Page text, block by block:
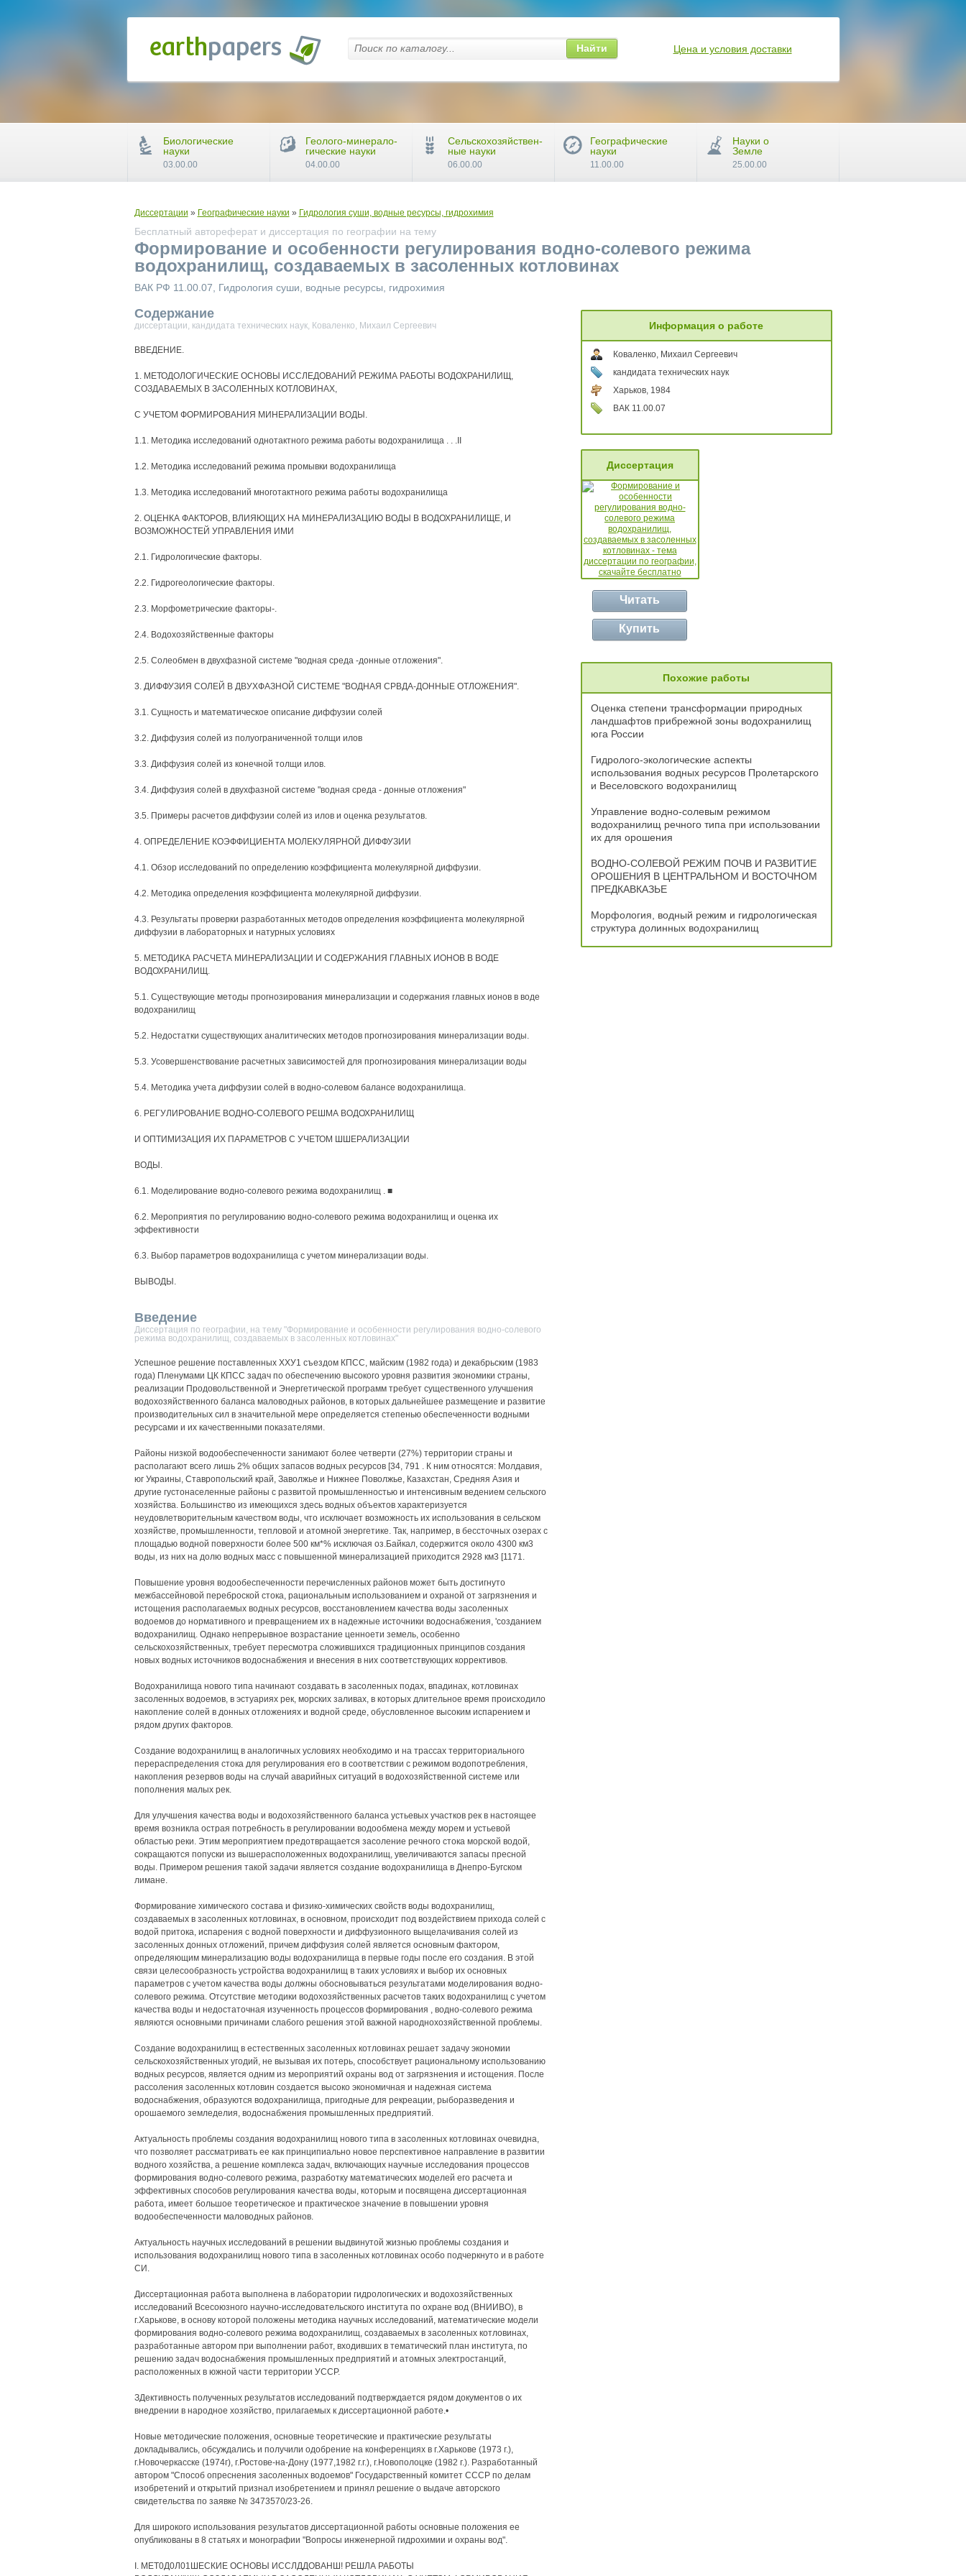
Диссертации » Географические науки » Гидрология суши, водные ресурсы, гидрохимия
Бесплатный автореферат и диссертация по географии на тему
Формирование и особенности регулирования водно-солевого режима
водохранилищ, создаваемых в засоленных котловинах
ВАК РФ 11.00.07, Гидрология суши, водные ресурсы, гидрохимия
Содержание
диссертации, кандидата технических наук, Коваленко, Михаил Сергеевич
ВВЕДЕНИЕ.
1. МЕТОДОЛОГИЧЕСКИЕ ОСНОВЫ ИССЛЕДОВАНИЙ РЕЖИМА РАБОТЫ ВОДОХРАНИЛИЩ,
СОЗДАВАЕМЫХ В ЗАСОЛЕННЫХ КОТЛОВИНАХ,
С УЧЕТОМ ФОРМИРОВАНИЯ МИНЕРАЛИЗАЦИИ ВОДЫ.
1.1. Методика исследований однотактного режима работы водохранилища . . .II
1.2. Методика исследований режима промывки водохранилища
1.3. Методика исследований многотактного режима работы водохранилища
2. ОЦЕНКА ФАКТОРОВ, ВЛИЯЮЩИХ НА МИНЕРАЛИЗАЦИЮ ВОДЫ В ВОДОХРАНИЛИЩЕ, И
ВОЗМОЖНОСТЕЙ УПРАВЛЕНИЯ ИМИ
2.1. Гидрологические факторы.
2.2. Гидрогеологические факторы.
2.3. Морфометрические факторы-.
2.4. Водохозяйственные факторы
2.5. Солеобмен в двухфазной системе "водная среда -донные отложения".
3. ДИФФУЗИЯ СОЛЕЙ В ДВУХФАЗНОЙ СИСТЕМЕ "ВОДНАЯ СРВДА-ДОННЫЕ ОТЛОЖЕНИЯ".
3.1. Сущность и математическое описание диффузии солей
3.2. Диффузия солей из полуограниченной толщи илов
3.3. Диффузия солей из конечной толщи илов.
3.4. Диффузия солей в двухфазной системе "водная среда - донные отложения"
3.5. Примеры расчетов диффузии солей из илов и оценка результатов.
4. ОПРЕДЕЛЕНИЕ КОЭФФИЦИЕНТА МОЛЕКУЛЯРНОЙ ДИФФУЗИИ
4.1. Обзор исследований по определению коэффициента молекулярной диффузии.
4.2. Методика определения коэффициента молекулярной диффузии.
4.3. Результаты проверки разработанных методов определения коэффициента молекулярной
диффузии в лабораторных и натурных условиях
5. МЕТОДИКА РАСЧЕТА МИНЕРАЛИЗАЦИИ И СОДЕРЖАНИЯ ГЛАВНЫХ ИОНОВ В ВОДЕ
ВОДОХРАНИЛИЩ.
5.1. Существующие методы прогнозирования минерализации и содержания главных ионов в воде
водохранилищ
5.2. Недостатки существующих аналитических методов прогнозирования минерализации воды.
5.3. Усовершенствование расчетных зависимостей для прогнозирования минерализации воды
5.4. Методика учета диффузии солей в водно-солевом балансе водохранилища.
6. РЕГУЛИРОВАНИЕ ВОДНО-СОЛЕВОГО РЕШМА ВОДОХРАНИЛИЩ
И ОПТИМИЗАЦИЯ ИХ ПАРАМЕТРОВ С УЧЕТОМ ШШЕРАЛИЗАЦИИ
ВОДЫ.
6.1. Моделирование водно-солевого режима водохранилищ . ■
6.2. Мероприятия по регулированию водно-солевого режима водохранилищ и оценка их
эффективности
6.3. Выбор параметров водохранилища с учетом минерализации воды.
ВЫВОДЫ.
Введение
Диссертация по географии, на тему "Формирование и особенности регулирования водно-солевого
режима водохранилищ, создаваемых в засоленных котловинах"
Успешное решение поставленных ХХУ1 съездом КПСС, майским (1982 года) и декабрьским (1983
года) Пленумами ЦК КПСС задач по обеспечению высокого уровня развития экономики страны,
реализации Продовольственной и Энергетической программ требует существенного улучшения
водохозяйственного баланса маловодных районов, в которых дальнейшее размещение и развитие
производительных сил в значительной мере определяется степенью обеспеченности водными
ресурсами и их качественными показателями.
Районы низкой водообеспеченности занимают более четверти (27%) территории страны и
располагают всего лишь 2% общих запасов водных ресурсов [34, 791 . К ним относятся: Молдавия,
юг Украины, Ставропольский край, Заволжье и Нижнее Поволжье, Казахстан, Средняя Азия и
другие густонаселенные районы с развитой промышленностью и интенсивным ведением сельского
хозяйства. Большинство из имеющихся здесь водных объектов характеризуется
неудовлетворительным качеством воды, что исключает возможность их использования в сельском
хозяйстве, промышленности, тепловой и атомной энергетике. Так, например, в бессточных озерах с
площадью водной поверхности более 500 км*% исключая оз.Байкал, содержится около 4300 км3
воды, из них на долю водных масс с повышенной минерализацией приходится 2928 км3 [1171.
Повышение уровня водообеспеченности перечисленных районов может быть достигнуто
межбассейновой переброской стока, рациональным использованием и охраной от загрязнения и
истощения располагаемых водных ресурсов, восстановлением качества воды засоленных
водоемов до нормативного и превращением их в надежные источники водоснабжения, 'созданием
водохранилищ. Однако непрерывное возрастание ценноети земель, особенно
сельскохозяйственных, требует пересмотра сложившихся традиционных принципов создания
новых водных источников водоснабжения и внесения в них соответствующих коррективов.
Водохранилища нового типа начинают создавать в засоленных подах, впадинах, котловинах
засоленных водоемов, в эстуариях рек, морских заливах, в которых длительное время происходило
накопление солей в донных отложениях и водной среде, обусловленное высоким испарением и
рядом других факторов.
Создание водохранилищ в аналогичных условиях необходимо и на трассах территориального
перераспределения стока для регулирования его в соответствии с режимом водопотребления,
накопления резервов воды на случай аварийных ситуаций в водохозяйственной системе или
пополнения малых рек.
Для улучшения качества воды и водохозяйственного баланса устьевых участков рек в настоящее
время возникла острая потребность в регулировании водообмена между морем и устьевой
областью реки. Этим мероприятием предотвращается засоление речного стока морской водой,
сокращаются попуски из вышерасположенных водохранилищ, увеличиваются запасы пресной
воды. Примером решения такой задачи является создание водохранилища в Днепро-Бугском
лимане.
Формирование химического состава и физико-химических свойств воды водохранилищ,
создаваемых в засоленных котловинах, в основном, происходит под воздействием прихода солей с
водой притока, испарения с водной поверхности и диффузионного выщелачивания солей из
засоленных донных отложений, причем диффузия солей является основным фактором,
определяющим минерализацию воды водохранилища в первые годы после его создания. В этой
связи целесообразность устройства водохранилищ в таких условиях и выбор их основных
параметров с учетом качества воды должны обосновываться результатами моделирования водно-
солевого режима. Отсутствие методики водохозяйственных расчетов таких водохранилищ с учетом
качества воды и недостаточная изученность процессов формирования , водно-солевого режима
являются основными причинами слабого решения этой важной народнохозяйственной проблемы.
Создание водохранилищ в естественных засоленных котловинах решает задачу экономии
сельскохозяйственных угодий, не вызывая их потерь, способствует рациональному использованию
водных ресурсов, является одним из мероприятий охраны вод от загрязнения и истощения. После
рассоления засоленных котловин создается высоко экономичная и надежная система
водоснабжения, образуются водохранилища, пригодные для рекреации, рыборазведения и
орошаемого земледелия, водоснабжения промышленных предприятий.
Актуальность проблемы создания водохранилищ нового типа в засоленных котловинах очевидна,
что позволяет рассматривать ее как принципиально новое перспективное направление в развитии
водного хозяйства, а решение комплекса задач, включающих научные исследования процессов
формирования водно-солевого режима, разработку математических моделей его расчета и
эффективных способов регулирования качества воды, которым и посвящена диссертационная
работа, имеет большое теоретическое и практическое значение в повышении уровня
водообеспеченности маловодных районов.
Актуальность научных исследований в решении выдвинутой жизнью проблемы создания и
использования водохранилищ нового типа в засоленных котловинах особо подчеркнуто и в работе
СИ.
Диссертационная работа выполнена в лаборатории гидрологических и водохозяйственных
исследований Всесоюзного научно-исследовательского института по охране вод (ВНИИВО), в
г.Харькове, в основу которой положены методика научных исследований, математические модели
формирования водно-солевого режима водохранилищ, создаваемых в засоленных котловинах,
разработанные автором при выполнении работ, входивших в тематический план института, по
решению задач водоснабжения промышленных предприятий и атомных электростанций,
расположенных в южной части территории УССР.
ЗДективность полученных результатов исследований подтверждается рядом документов о их
внедрении в народное хозяйство, прилагаемых к диссертационной работе.•
Новые методические положения, основные теоретические и практические результаты
докладывались, обсуждались и получили одобрение на конференциях в г.Харькове (1973 г.),
г.Новочеркасске (1974г), г.Ростове-на-Дону (1977,1982 г.г.), г.Новополоцке (1982 г.). Разработанный
автором "Способ опреснения засоленных водоемов" Государственный комитет СССР по делам
изобретений и открытий признал изобретением и принял решение о выдаче авторского
свидетельства по заявке № 3473570/23-26.
Для широкого использования результатов диссертационной работы основные положения ее
опубликованы в 8 статьях и монографии "Вопросы инженерной гидрохимии и охраны вод".
I. МЕТ0Д0Л01ШЕСКИЕ ОСНОВЫ ИССЛДДОВАНШ! РЕШЛА РАБОТЫ
Информация о работе
Коваленко, Михаил Сергеевич
кандидата технических наук
Харьков, 1984
ВАК 11.00.07
Диссертация
Читать
Купить
Похожие работы
Оценка степени трансформации природных
ландшафтов прибрежной зоны водохранилищ
юга России
Гидролого-экологические аспекты
использования водных ресурсов Пролетарского
и Веселовского водохранилищ
Управление водно-солевым режимом
водохранилищ речного типа при использовании
их для орошения
ВОДНО-СОЛЕВОЙ РЕЖИМ ПОЧВ И РАЗВИТИЕ
ОРОШЕНИЯ В ЦЕНТРАЛЬНОМ И ВОСТОЧНОМ
ПРЕДКАВКАЗЬЕ
Морфология, водный режим и гидрологическая
структура долинных водохранилищ
Найти Цена и условия доставки
Биологические
науки
03.00.00
Геолого-минерало-
гические науки
04.00.00
Сельскохозяйствен-
ные науки
06.00.00
Географические
науки
11.00.00
Науки о
Земле
25.00.00